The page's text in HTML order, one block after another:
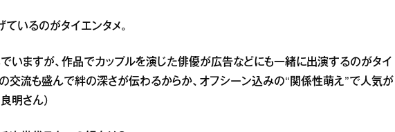
ているのがタイエンタメ。
でいますが、作品でカップルを演じた俳優が広告などにも一緒に出演するのがタイ
交流も盛んで絆の深さが伝わるからか、オフシーン込みの“関係性萌え”で人気が
明さん）